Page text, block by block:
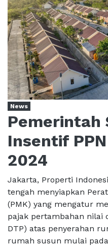
News
Pemerintah
Insentif
2024
Jakarta, Properti
tengah menyiapkan
(PMK) yang mengatur
pajak pertambahan nilai
DTP) atas penyerahan
rumah susun mulai